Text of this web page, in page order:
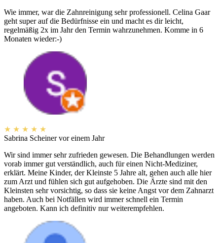
Wie immer, war die Zahnreinigung sehr professionell. Celina Gaar
geht super auf die Bedürfnisse ein und macht es dir leicht,
regelmäßig 2x im Jahr den Termin wahrzunehmen. Komme in 6
Monaten wieder:-)
★ ★ ★ ★ ★
Sabrina Scheiner vor einem Jahr
Wir sind immer sehr zufrieden gewesen. Die Behandlungen werden
vorab immer gut verständlich, auch für einen Nicht-Mediziner,
erklärt. Meine Kinder, der Kleinste 5 Jahre alt, gehen auch alle hier
zum Arzt und fühlen sich gut aufgehoben. Die Ärzte sind mit den
Kleinsten sehr vorsichtig, so dass sie keine Angst vor dem Zahnarzt
haben. Auch bei Notfällen wird immer schnell ein Termin
angeboten. Kann ich definitiv nur weiterempfehlen.